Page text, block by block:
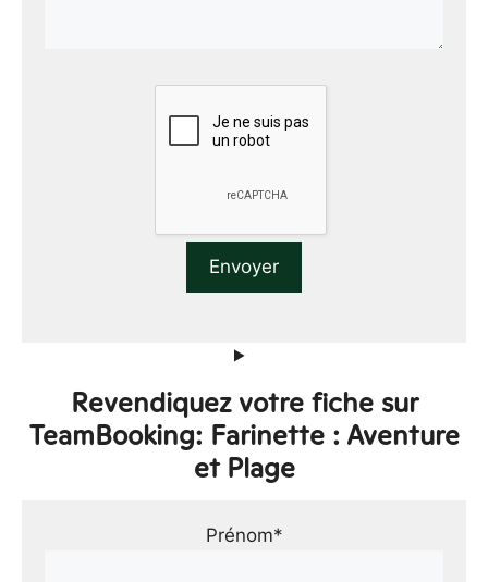
Revendiquez votre fiche sur
TeamBooking: Farinette : Aventure
et Plage
Prénom*